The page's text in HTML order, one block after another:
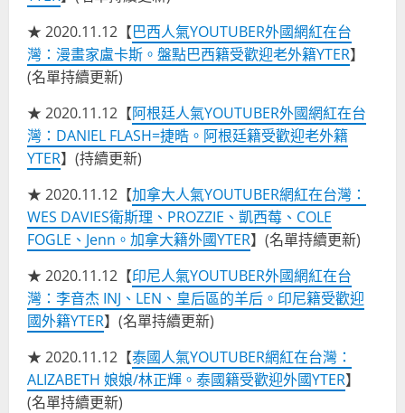
★ 2020.11.12【巴西人氣YOUTUBER外國網紅在台
灣：漫畫家盧卡斯。盤點巴西籍受歡迎老外籍YTER】
(名單持續更新)
★ 2020.11.12【阿根廷人氣YOUTUBER外國網紅在台
灣：DANIEL FLASH=捷晧。阿根廷籍受歡迎老外籍
YTER】(持續更新)
★ 2020.11.12【加拿大人氣YOUTUBER網紅在台灣：
WES DAVIES衛斯理、PROZZIE、凱西莓、COLE
FOGLE、Jenn。加拿大籍外國YTER】(名單持續更新)
★ 2020.11.12【印尼人氣YOUTUBER外國網紅在台
灣：李音杰 INJ、LEN、皇后區的羊后。印尼籍受歡迎
國外籍YTER】(名單持續更新)
★ 2020.11.12【泰國人氣YOUTUBER網紅在台灣：
ALIZABETH 娘娘/林正輝。泰國籍受歡迎外國YTER】
(名單持續更新)